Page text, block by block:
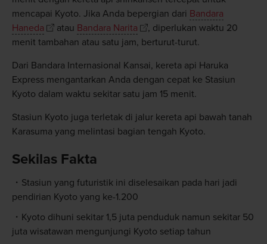
mencapai Kyoto. Jika Anda bepergian dari Bandara
Haneda
atau Bandara Narita
, diperlukan waktu 20
menit tambahan atau satu jam, berturut-turut.
Dari Bandara Internasional Kansai, kereta api Haruka
Express mengantarkan Anda dengan cepat ke Stasiun
Kyoto dalam waktu sekitar satu jam 15 menit.
Stasiun Kyoto juga terletak di jalur kereta api bawah tanah
Karasuma yang melintasi bagian tengah Kyoto.
Sekilas Fakta
Stasiun yang futuristik ini diselesaikan pada hari jadi
pendirian Kyoto yang ke-1.200
Kyoto dihuni sekitar 1,5 juta penduduk namun sekitar 50
juta wisatawan mengunjungi Kyoto setiap tahun